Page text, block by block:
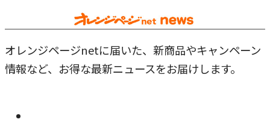
オレンジページnetに届いた、新商品やキャンペーン
情報など、お得な最新ニュースをお届けします。